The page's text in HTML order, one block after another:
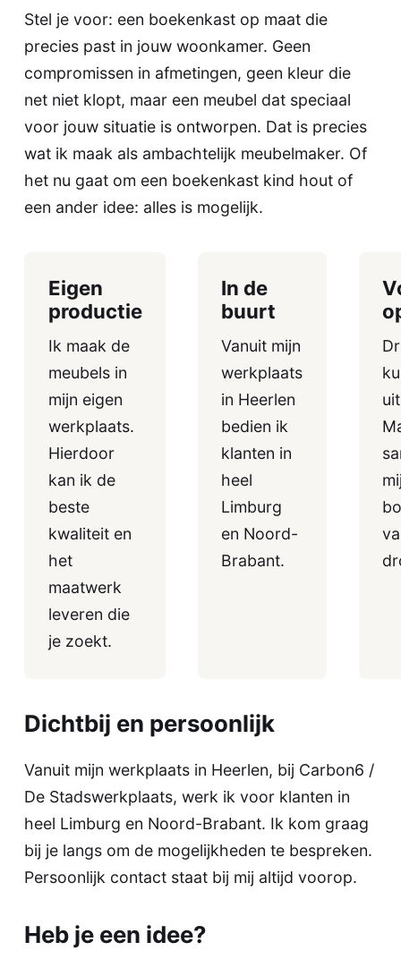
Stel je voor: een boekenkast op maat die
precies past in jouw woonkamer. Geen
compromissen in afmetingen, geen kleur die
net niet klopt, maar een meubel dat speciaal
voor jouw situatie is ontworpen. Dat is precies
wat ik maak als ambachtelijk meubelmaker. Of
het nu gaat om een boekenkast kind hout of
een ander idee: alles is mogelijk.
Eigen
productie
Ik maak de
meubels in
mijn eigen
werkplaats.
Hierdoor
kan ik de
beste
kwaliteit en
het
maatwerk
leveren die
je zoekt.
In de
buurt
Vanuit mijn
werkplaats
in Heerlen
bedien ik
klanten in
heel
Limburg
en Noord-
Brabant.
Dichtbij en persoonlijk
Vanuit mijn werkplaats in Heerlen, bij Carbon6 /
De Stadswerkplaats, werk ik voor klanten in
heel Limburg en Noord-Brabant. Ik kom graag
bij je langs om de mogelijkheden te bespreken.
Persoonlijk contact staat bij mij altijd voorop.
Heb je een idee?